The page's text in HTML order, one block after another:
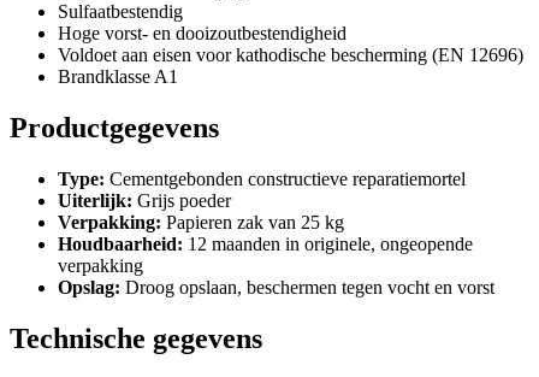
Sulfaatbestendig
Hoge vorst- en dooizoutbestendigheid
Voldoet aan eisen voor kathodische bescherming (EN 12696)
Brandklasse A1
Productgegevens
Type: Cementgebonden constructieve reparatiemortel
Uiterlijk: Grijs poeder
Verpakking: Papieren zak van 25 kg
Houdbaarheid: 12 maanden in originele, ongeopende
verpakking
Opslag: Droog opslaan, beschermen tegen vocht en vorst
Technische gegevens